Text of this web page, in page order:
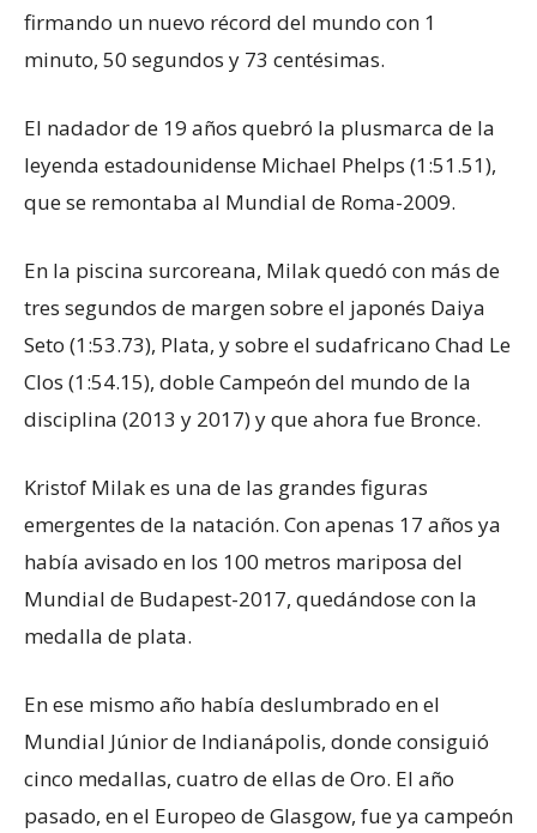
firmando un nuevo récord del mundo con 1
minuto, 50 segundos y 73 centésimas.
El nadador de 19 años quebró la plusmarca de la
leyenda estadounidense Michael Phelps (1:51.51),
que se remontaba al Mundial de Roma-2009.
En la piscina surcoreana, Milak quedó con más de
tres segundos de margen sobre el japonés Daiya
Seto (1:53.73), Plata, y sobre el sudafricano Chad Le
Clos (1:54.15), doble Campeón del mundo de la
disciplina (2013 y 2017) y que ahora fue Bronce.
Kristof Milak es una de las grandes figuras
emergentes de la natación. Con apenas 17 años ya
había avisado en los 100 metros mariposa del
Mundial de Budapest-2017, quedándose con la
medalla de plata.
En ese mismo año había deslumbrado en el
Mundial Júnior de Indianápolis, donde consiguió
cinco medallas, cuatro de ellas de Oro. El año
pasado, en el Europeo de Glasgow, fue ya campeón